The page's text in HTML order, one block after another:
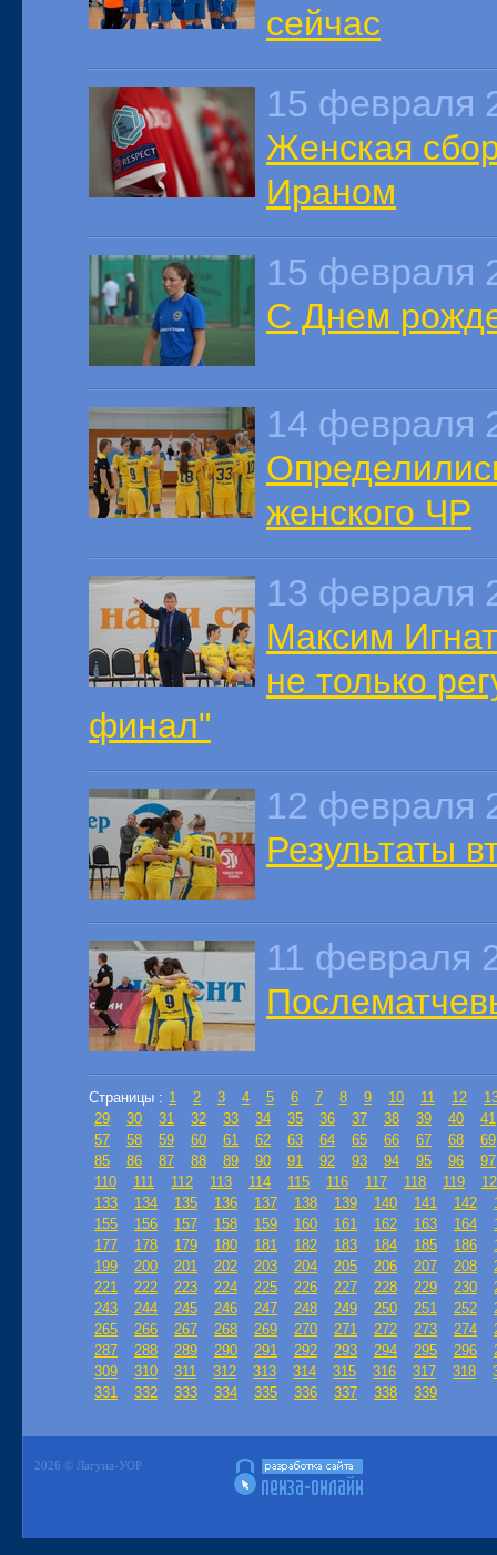
сейчас
15 февраля
Женская
Ираном
15 февраля
С Днем
14 февраля
женского ЧР
13 февраля
Максим
не только
финал"
12 февраля
Результаты
11 февраля
Страницы : 1 2 3 4 5 6 7 8 9 10 11 12
29
30 31 32 33 34 35 36 37 38 39 40
41
57
58 59 60 61 62 63 64 65 66 67 68
69
85
86 87 88 89 90 91 92 93 94 95 96
97
110
111 112 113 114 115 116 117 118 119
133
134 135 136 137 138 139 140 141 142
155
156 157 158 159 160 161 162 163 164
177
178 179 180 181 182 183 184 185 186
199
200 201 202 203 204 205 206 207 208
221
222 223 224 225 226 227 228 229 230
243
244 245 246 247 248 249 250 251 252
265
266 267 268 269 270 271 272 273 274
287
288 289 290 291 292 293 294 295 296
309
310 311 312 313 314 315 316 317 318
331
332 333 334 335 336 337 338 339
2026 © Лагуна-УОР